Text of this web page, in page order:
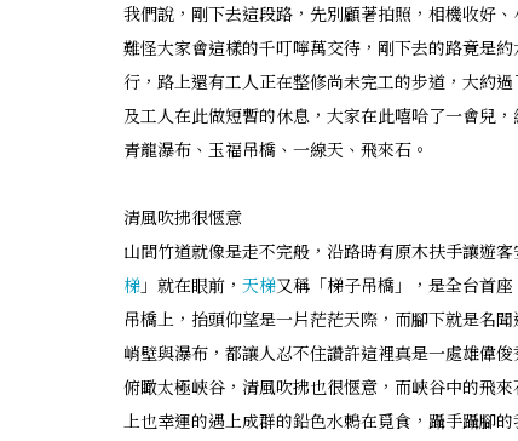
我們說，剛下去這段路，先別顧著拍照，相機收好
難怪大家會這樣的千叮嚀萬交待，剛下去的路竟是
行，路上還有工人正在整修尚未完工的步道，大約
及工人在此做短暫的休息，大家在此嘻哈了一會兒
青龍瀑布、玉福吊橋、一線天、飛來石。
清風吹拂很愜意
山間竹道就像是走不完般，沿路時有原木扶手讓遊
梯 」就在眼前， 天梯又稱「梯子吊橋」，是全台首
吊橋上，抬頭仰望是一片茫茫天際，而腳下就是名
峭壁與瀑布，都讓人忍不住讚許這裡真是一處雄偉
俯瞰太極峽谷，清風吹拂也很愜意，而峽谷中的飛
上也幸運的遇上成群的鉛色水鶇在覓食，躡手躡腳